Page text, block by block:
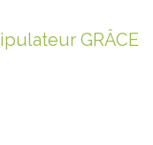
GRÂCE